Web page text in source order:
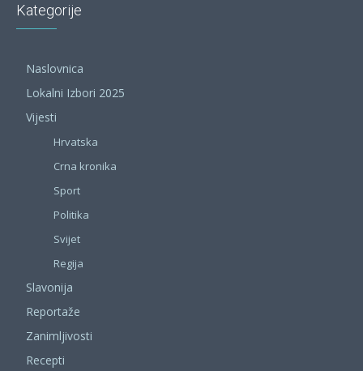
Kategorije
Naslovnica
Lokalni Izbori 2025
Vijesti
Hrvatska
Crna kronika
Sport
Politika
Svijet
Regija
Slavonija
Reportaže
Zanimljivosti
Recepti